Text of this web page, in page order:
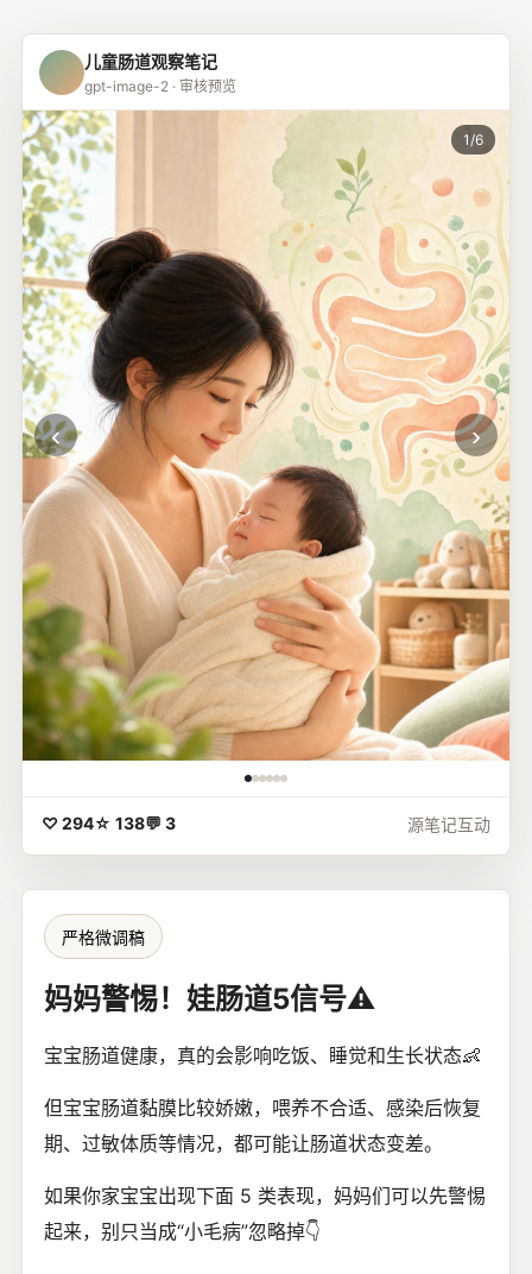
儿童肠道观察笔记
gpt-image-2 · 审核预览
1/6
‹ ›
♡ 294☆ 138💬 3 源笔记互动
严格微调稿
妈妈警惕！娃肠道5信号⚠️
宝宝肠道健康，真的会影响吃饭、睡觉和生长状态👶
但宝宝肠道黏膜比较娇嫩，喂养不合适、感染后恢复
期、过敏体质等情况，都可能让肠道状态变差。
如果你家宝宝出现下面 5 类表现，妈妈们可以先警惕
起来，别只当成“小毛病”忽略掉👇